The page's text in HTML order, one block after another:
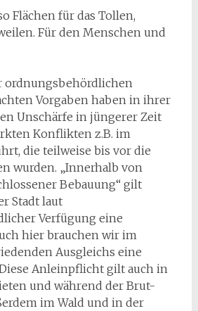
Flächen für das Tollen,
Für den Menschen und
ordnungsbehördlichen
Vorgaben haben in ihrer
Unschärfe in jüngerer Zeit
Konflikten z.B. im
die teilweise bis vor die
wurden. „Innerhalb von
Bebauung“ gilt
Stadt laut
Verfügung eine
hier brauchen wir im
Ausgleichs eine
Anleinpflicht gilt auch in
und während der Brut-
im Wald und in der